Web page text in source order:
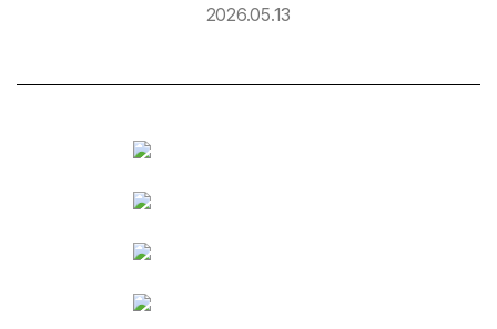
2026.05.13